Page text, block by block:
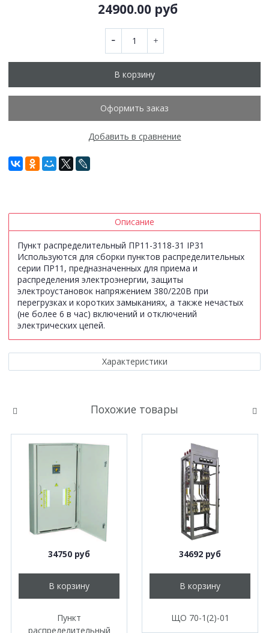
24900.00 руб
В корзину
Оформить заказ
Добавить в сравнение
Описание
Пункт распределительный ПР11-3118-31 IP31
Используются для сборки пунктов распределительных
серии ПР11, предназначенных для приема и
распределения электроэнергии, защиты
электроустановок напряжением 380/220В при
перегрузках и коротких замыканиях, а также нечастых
(не более 6 в час) включений и отключений
электрических цепей.
Характеристики
Похожие товары
34750 руб
В корзину
Пункт
распределительный
34692 руб
В корзину
ЩО 70-1(2)-01